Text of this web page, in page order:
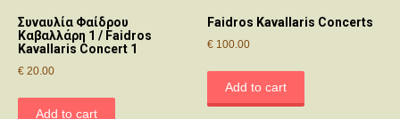
Συναυλία Φαίδρου
Καβαλλάρη 1 / Faidros
Kavallaris Concert 1
€ 20.00
Add to cart
Faidros Kavallaris Concerts
€ 100.00
Add to cart